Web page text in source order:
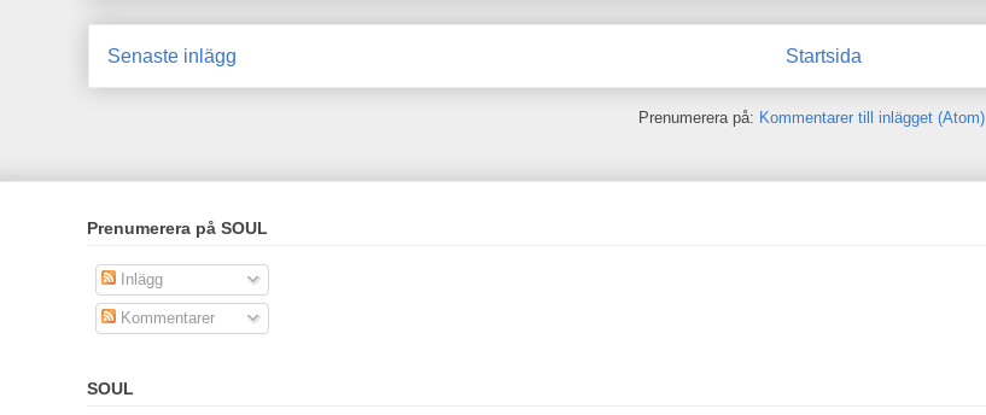
Senaste inlägg Startsida
Prenumerera på: Kommentarer till inlägget (Atom)
Prenumerera på SOUL
Inlägg
Kommentarer
SOUL